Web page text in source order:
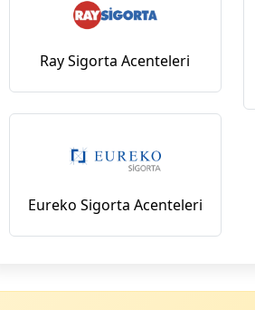
Ray Sigorta Acenteleri
Eureko Sigorta Acenteleri